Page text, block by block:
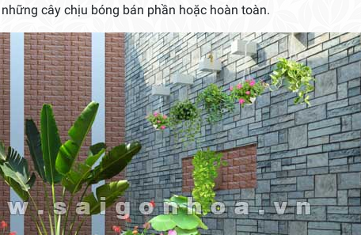
cây chịu bóng bán phần hoặc hoàn toàn.